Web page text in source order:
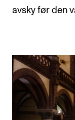
avsky før den